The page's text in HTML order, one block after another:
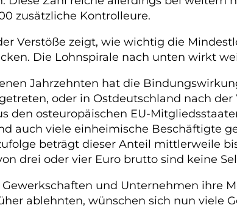
zusätzliche Kontrolleure.
Verstöße zeigt, wie wichtig die
Die Lohnspirale nach unten wirkt
Jahrzehnten hat die
oder in Ostdeutschland nach
den osteuropäischen EU-
auch viele einheimische Beschäftigte
beträgt dieser Anteil mittlerweile
drei oder vier Euro brutto sind keine
und Unternehmen ihre
ablehnten, wünschen sich nun viele